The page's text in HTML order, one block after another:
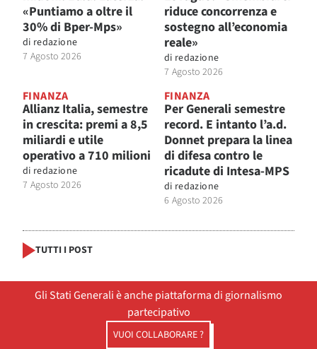
«Puntiamo a oltre il
30% di Bper-Mps»
di redazione
7 Agosto 2026
riduce concorrenza e
sostegno all’economia
reale»
di redazione
7 Agosto 2026
FINANZA
Allianz Italia, semestre
in crescita: premi a 8,5
miliardi e utile
operativo a 710 milioni
di redazione
7 Agosto 2026
FINANZA
Per Generali semestre
record. E intanto l’a.d.
Donnet prepara la linea
di difesa contro le
ricadute di Intesa-MPS
di redazione
6 Agosto 2026
TUTTI I POST
Gli Stati Generali è anche piattaforma di giornalismo
partecipativo
VUOI COLLABORARE ?